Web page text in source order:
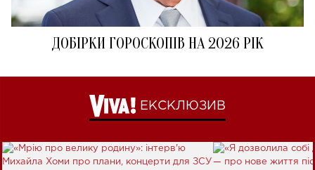
ДОБІРКИ ГОРОСКОПІВ НА 2026 РІК
ЕКСКЛЮЗИВ